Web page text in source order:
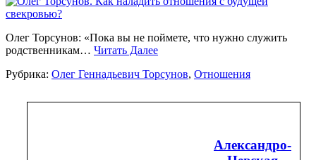
Олег Торсунов: «Пока вы не поймете, что нужно служить
родственникам… Читать Далее
Рубрика: Олег Геннадьевич Торсунов, Отношения
Александро-